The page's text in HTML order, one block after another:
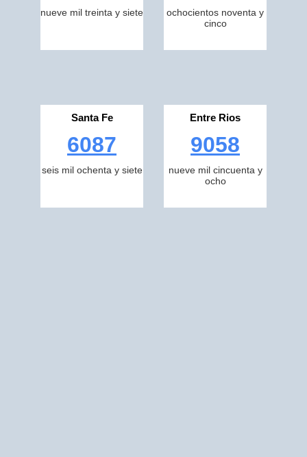
nueve mil treinta y siete
ochocientos noventa y
cinco
Santa Fe
6087
seis mil ochenta y siete
Entre Rios
9058
nueve mil cincuenta y
ocho